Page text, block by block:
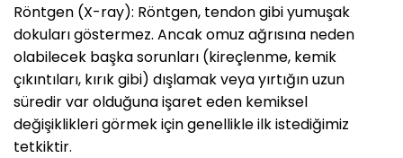
Röntgen (X-ray): Röntgen, tendon gibi yumuşak
dokuları göstermez. Ancak omuz ağrısına neden
olabilecek başka sorunları (kireçlenme, kemik
çıkıntıları, kırık gibi) dışlamak veya yırtığın uzun
süredir var olduğuna işaret eden kemiksel
değişiklikleri görmek için genellikle ilk istediğimiz
tetkiktir.